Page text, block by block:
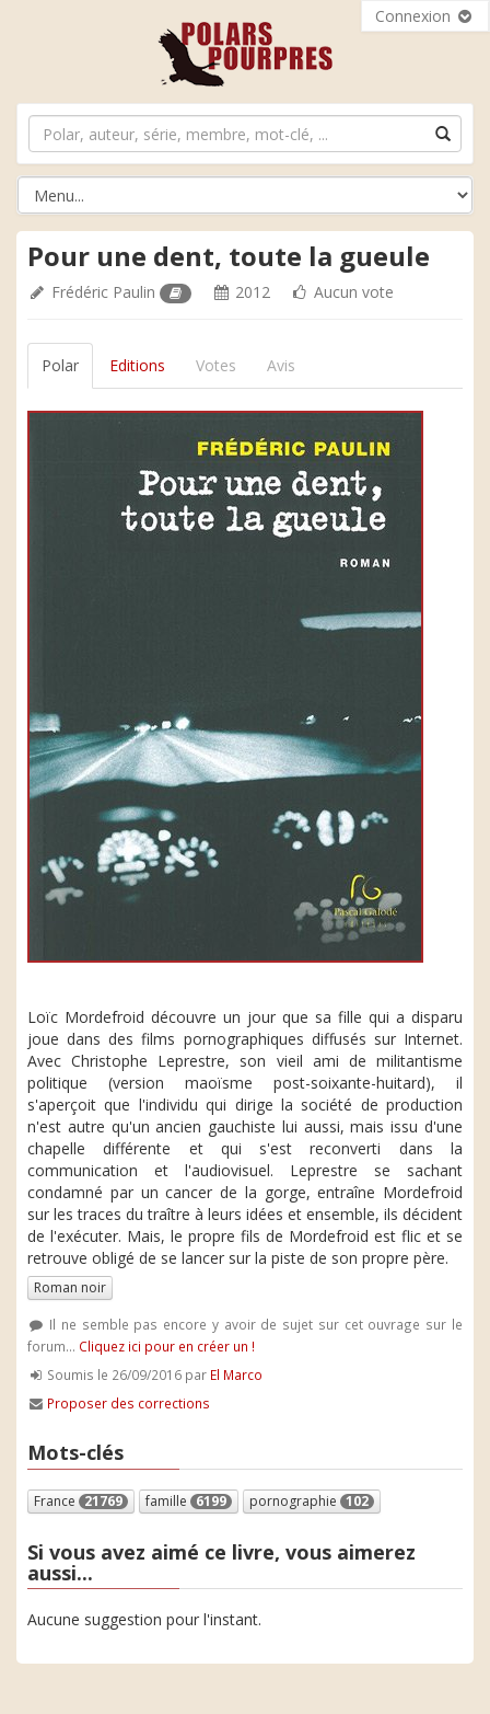
Connexion
Pour une dent, toute la gueule
Frédéric Paulin 2012 Aucun vote
Polar Editions Votes Avis
Loïc Mordefroid découvre un jour que sa fille qui a disparu
joue dans des films pornographiques diffusés sur Internet.
Avec Christophe Leprestre, son vieil ami de militantisme
politique (version maoïsme post-soixante-huitard), il
s'aperçoit que l'individu qui dirige la société de production
n'est autre qu'un ancien gauchiste lui aussi, mais issu d'une
chapelle différente et qui s'est reconverti dans la
communication et l'audiovisuel. Leprestre se sachant
condamné par un cancer de la gorge, entraîne Mordefroid
sur les traces du traître à leurs idées et ensemble, ils décident
de l'exécuter. Mais, le propre fils de Mordefroid est flic et se
retrouve obligé de se lancer sur la piste de son propre père.
Roman noir
Il ne semble pas encore y avoir de sujet sur cet ouvrage sur le
forum... Cliquez ici pour en créer un !
Soumis le 26/09/2016 par El Marco
Proposer des corrections
Mots-clés
France 21769 famille 6199 pornographie 102
Si vous avez aimé ce livre, vous aimerez
aussi...
Aucune suggestion pour l'instant.